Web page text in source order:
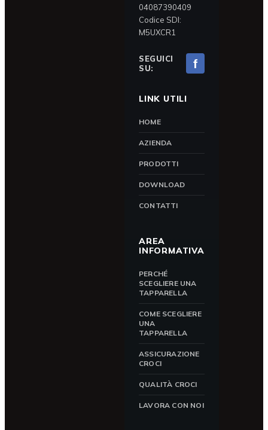
04087390409
Codice SDI:
M5UXCR1
SEGUICI
SU:
f
LINK UTILI
HOME
AZIENDA
PRODOTTI
DOWNLOAD
CONTATTI
AREA
INFORMATIVA
PERCHÉ
SCEGLIERE UNA
TAPPARELLA
COME SCEGLIERE
UNA
TAPPARELLA
ASSICURAZIONE
CROCI
QUALITÀ CROCI
LAVORA CON NOI